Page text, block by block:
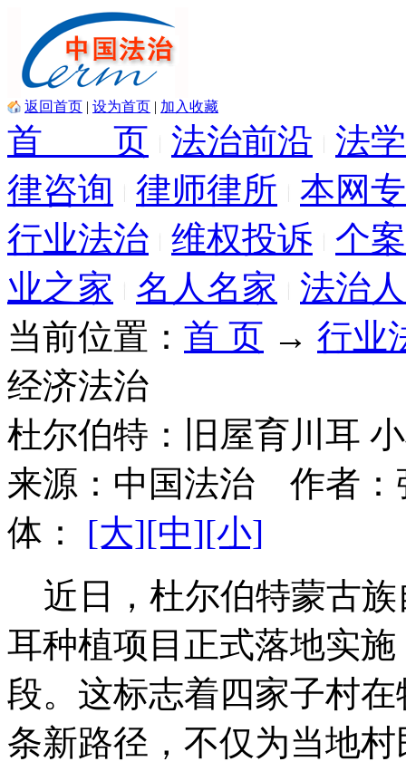
返回首页 | 设为首页 | 加入收藏
首 页 法治前沿
法
律咨询
律师律所
本网
行业法治 维权投诉
个
业之家
名人名家
法治
当前位置： 首 页 → 行业
经济法治
杜尔伯特：旧屋育川耳
来源： 中国法治 作者：
体： [大][中][小]
近日，杜尔伯特蒙古族
耳种植项目正式落地实
段。这标志着四家子村
条新路径，不仅为当地